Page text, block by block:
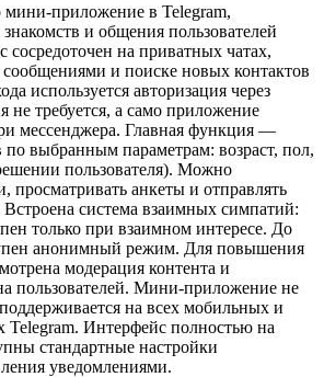
приложение в Telegram,
и общения пользователей
сосредоточен на приватных чатах,
и поиске новых контактов
используется авторизация через
не требуется, а само приложение
мессенджера. Главная функция —
по выбранным параметрам: возраст, пол,
пользователя). Можно
просматривать анкеты и отправлять
система взаимных симпатий:
только при взаимном интересе. До
анонимный режим. Для повышения
модерация контента и
пользователей. Мини-приложение не
на всех мобильных и
Telegram. Интерфейс полностью на
стандартные настройки
уведомлениями.